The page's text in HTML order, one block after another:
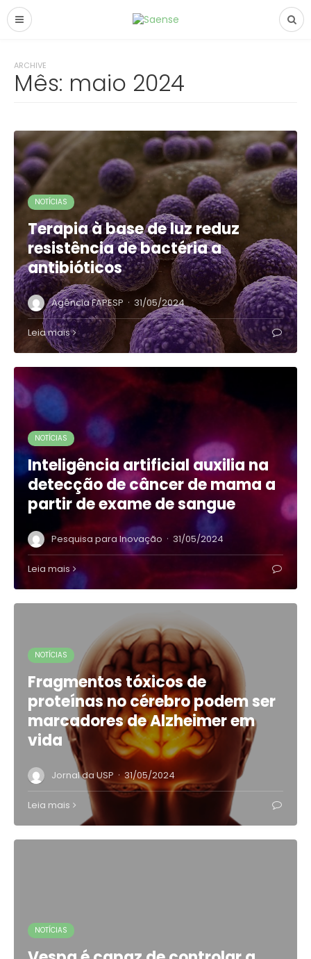
ARCHIVE
Mês: maio 2024
NOTÍCIAS
Terapia à base de luz reduz
resistência de bactéria a
antibióticos
Agência FAPESP · 31/05/2024
Leia mais
NOTÍCIAS
Inteligência artificial auxilia na
detecção de câncer de mama a
partir de exame de sangue
Pesquisa para Inovação · 31/05/2024
Leia mais
NOTÍCIAS
Fragmentos tóxicos de
proteínas no cérebro podem ser
marcadores de Alzheimer em
vida
Jornal da USP · 31/05/2024
Leia mais
NOTÍCIAS